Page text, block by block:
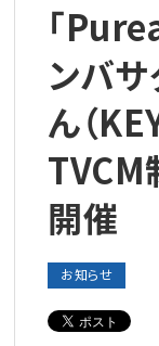
「
ンバ
ん（
TVCM
開催
お知らせ